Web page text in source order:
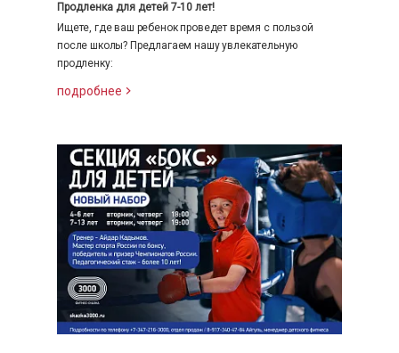
Продленка для детей 7-10 лет!
Ищете, где ваш ребенок проведет время с пользой
после школы? Предлагаем нашу увлекательную
продленку:
подробнее